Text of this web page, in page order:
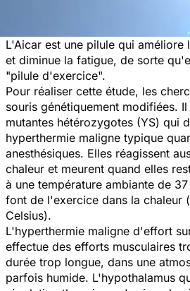
L'Aicar est une pilule qui améliore
et diminue la fatigue, de sorte
"pilule d'exercice".
Pour réaliser cette étude, les
souris génétiquement modifiées.
mutantes hétérozygotes (YS) qui
hyperthermie maligne typique
anesthésiques. Elles réagissent
chaleur et meurent quand elles
à une température ambiante de
font de l'exercice dans la chaleur
Celsius).
L'hyperthermie maligne d'effort
effectue des efforts musculaires
durée trop longue, dans une
parfois humide. L'hypothalamus